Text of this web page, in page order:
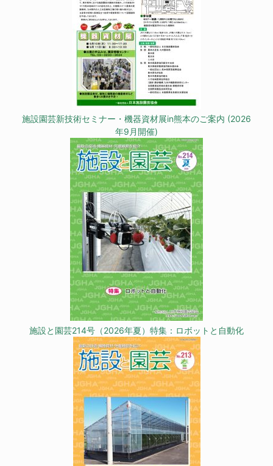
施設園芸新技術セミナー・機器資材展in熊本のご案内 (2026
年9月開催)
施設と園芸214号（2026年夏）特集：ロボットと自動化